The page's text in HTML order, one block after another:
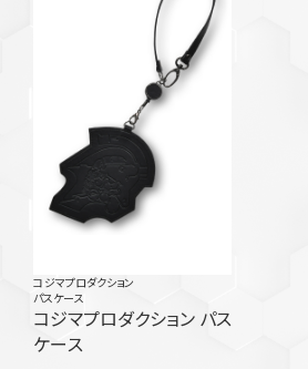
コジマプロダクション
パスケース
コジマプロダクション パス
ケース